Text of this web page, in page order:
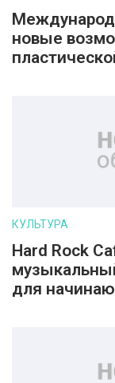
новые
КУЛЬТУРА
Hard Rock
для